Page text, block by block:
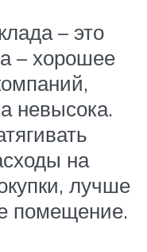
– это
– хорошее
невысока.
на
лучше
помещение.